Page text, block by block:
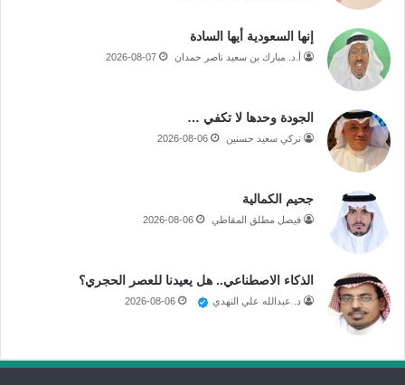
إنها السعودية أيها السادة
أ.د. مبارك بن سعيد ناصر حمدان 2026-08-07
الجودة وحدها لا تكفي …
تركي سعيد حسنين 2026-08-06
جحيم الكمالية
فيصل مطلق المقاطي 2026-08-06
الذكاء الاصطناعي.. هل يعيدنا للعصر الحجري؟
د. عبدالله علي النهدي 2026-08-06